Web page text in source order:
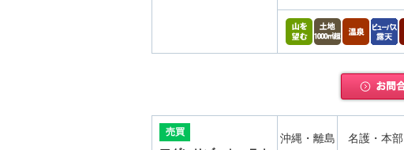
売買 沖縄・離島 名護・本部